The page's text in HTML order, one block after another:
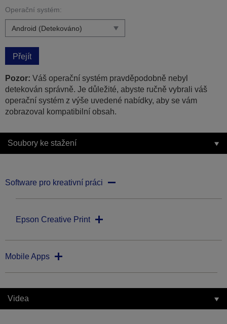
Operační systém:
Přejít
Pozor: Váš operační systém pravděpodobně nebyl
detekován správně. Je důležité, abyste ručně vybrali váš
operační systém z výše uvedené nabídky, aby se vám
zobrazoval kompatibilní obsah.
Soubory ke stažení
Software pro kreativní práci
Epson Creative Print
Mobile Apps
Videa